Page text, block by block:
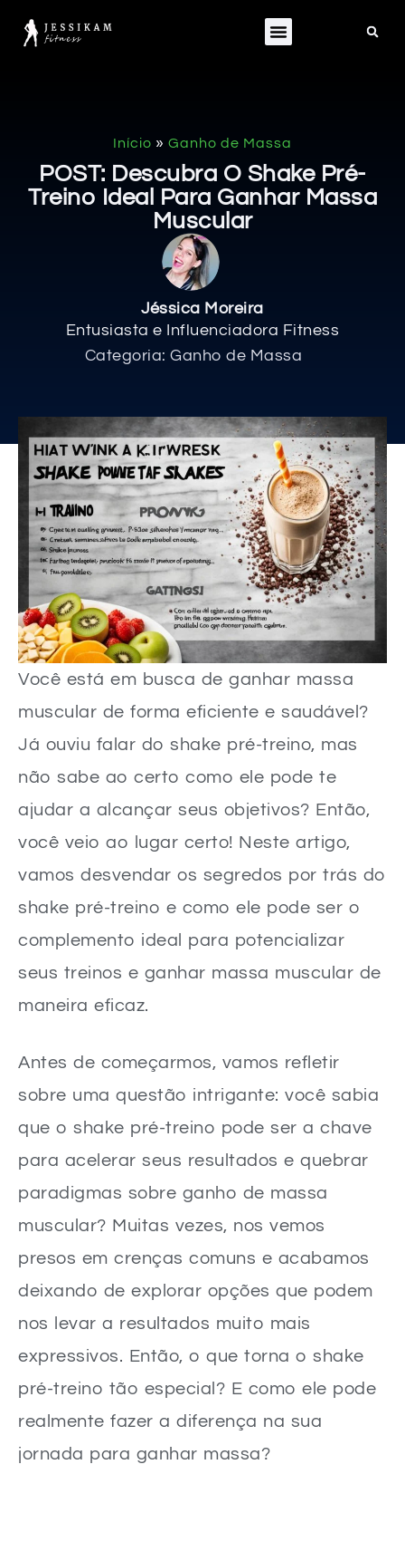
Início »Ganho de Massa
POST: Descubra O Shake Pré-
Treino Ideal Para Ganhar Massa
Muscular
Jéssica Moreira
Entusiasta e Influenciadora Fitness
Categoria:Ganho de Massa
Você está em busca de ganhar massa
muscular de forma eficiente e saudável?
Já ouviu falar do shake pré-treino, mas
não sabe ao certo como ele pode te
ajudar a alcançar seus objetivos? Então,
você veio ao lugar certo! Neste artigo,
vamos desvendar os segredos por trás do
shake pré-treino e como ele pode ser o
complemento ideal para potencializar
seus treinos e ganhar massa muscular de
maneira eficaz.
Antes de começarmos, vamos refletir
sobre uma questão intrigante: você sabia
que o shake pré-treino pode ser a chave
para acelerar seus resultados e quebrar
paradigmas sobre ganho de massa
muscular? Muitas vezes, nos vemos
presos em crenças comuns e acabamos
deixando de explorar opções que podem
nos levar a resultados muito mais
expressivos. Então, o que torna o shake
pré-treino tão especial? E como ele pode
realmente fazer a diferença na sua
jornada para ganhar massa?